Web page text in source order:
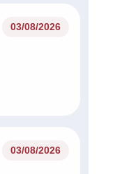
03/08/2026
03/08/2026